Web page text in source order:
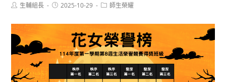
Post生輔組長
Post2025-10-29
Post師生榮耀